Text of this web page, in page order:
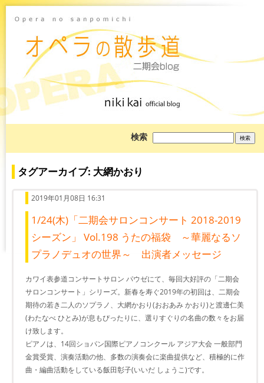
検索
を
タグアーカイブ: 大網かおり
2019年01月08日 16:31
1/24(木)「二期会サロンコンサート 2018-2019
シーズン」 Vol.198 うたの福袋 ～華麗なるソ
プラノデュオの世界～ 出演者メッセージ
カワイ表参道コンサートサロン パウゼにて、毎回大好評の「二期会
サロンコンサート」シリーズ。新春を寿ぐ2019年の初回は、二期会
期待の若き二人のソプラノ、大網かおり(おおあみ かおり)と渡邊仁美
(わたなべ ひとみ)が息もぴったりに、選りすぐりの名曲の数々をお届
け致します。
ピアノは、14回ショパン国際ピアノコンクール アジア大会 一般部門
金賞受賞、演奏活動の他、多数の演奏会に楽曲提供など、積極的に作
曲・編曲活動をしている飯田彰子(いいだ しょうこ)です。